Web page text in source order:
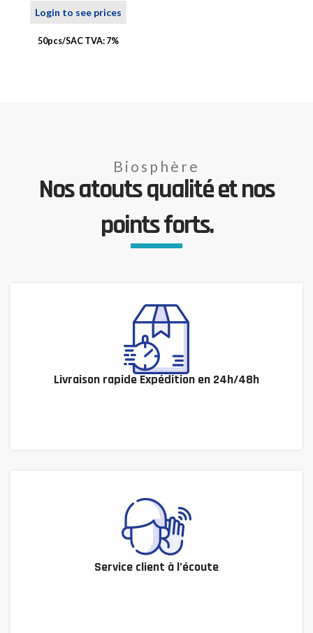
Login to see prices
50pcs/SAC TVA: 7%
Biosphère
Nos atouts qualité et nos
points forts.
Livraison rapide Expédition en 24h/48h
Service client à l’écoute